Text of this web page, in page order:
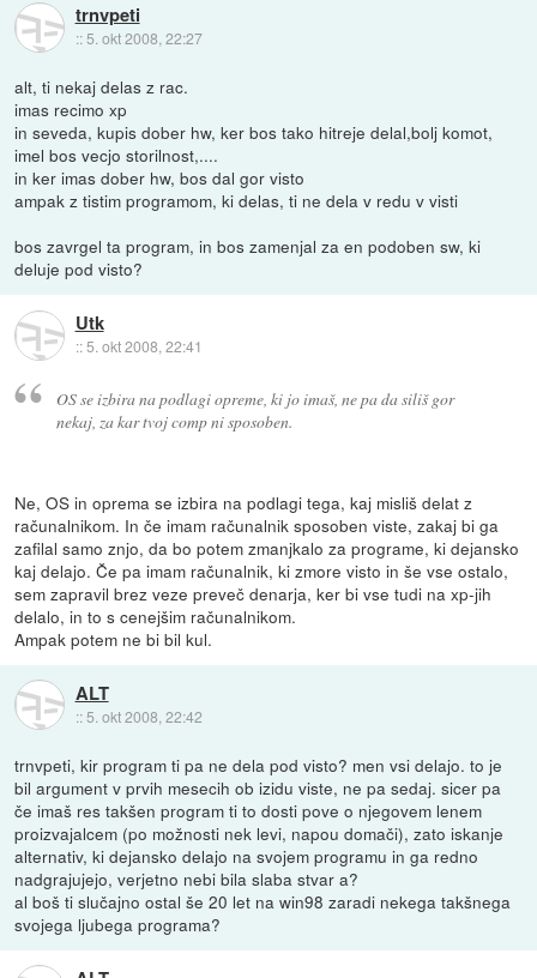
trnvpeti
:: 5. okt 2008, 22:27
alt, ti nekaj delas z rac.
imas recimo xp
in seveda, kupis dober hw, ker bos tako hitreje delal,bolj komot,
imel bos vecjo storilnost,....
in ker imas dober hw, bos dal gor visto
ampak z tistim programom, ki delas, ti ne dela v redu v visti
bos zavrgel ta program, in bos zamenjal za en podoben sw, ki
deluje pod visto?
Utk
::5. okt 2008, 22:41
OS se izbira na podlagi opreme, ki jo imaš, ne pa da siliš gor
nekaj, za kar tvoj comp ni sposoben.
Ne, OS in oprema se izbira na podlagi tega, kaj misliš delat z
računalnikom. In če imam računalnik sposoben viste, zakaj bi ga
zafilal samo znjo, da bo potem zmanjkalo za programe, ki dejansko
kaj delajo. Če pa imam računalnik, ki zmore visto in še vse ostalo,
sem zapravil brez veze preveč denarja, ker bi vse tudi na xp-jih
delalo, in to s cenejšim računalnikom.
Ampak potem ne bi bil kul.
ALT
:: 5. okt 2008, 22:42
trnvpeti, kir program ti pa ne dela pod visto? men vsi delajo. to je
bil argument v prvih mesecih ob izidu viste, ne pa sedaj. sicer pa
če imaš res takšen program ti to dosti pove o njegovem lenem
proizvajalcem (po možnosti nek levi, napou domači), zato iskanje
alternativ, ki dejansko delajo na svojem programu in ga redno
nadgrajujejo, verjetno nebi bila slaba stvar a?
al boš ti slučajno ostal še 20 let na win98 zaradi nekega takšnega
svojega ljubega programa?